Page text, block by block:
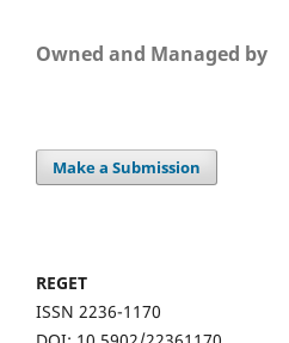
Owned and Managed by
Make a Submission
REGET
ISSN 2236-1170